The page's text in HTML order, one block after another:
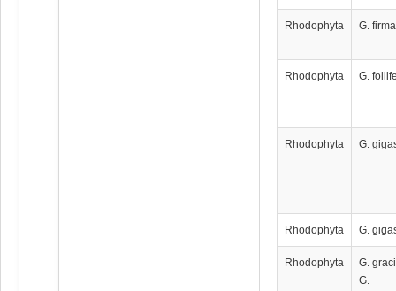
Rhodophyta G. firma
Rhodophyta G.
Rhodophyta G.
Rhodophyta G.
Rhodophyta
G.
G.